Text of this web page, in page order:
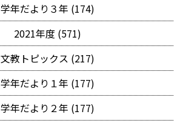
学年だより３年 (174)
2021年度 (571)
文教トピックス (217)
学年だより１年 (177)
学年だより２年 (177)